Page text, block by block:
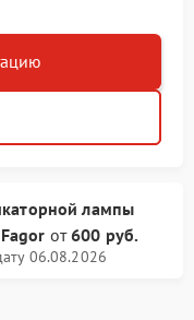
лампы
от600 руб.
06.08.2026